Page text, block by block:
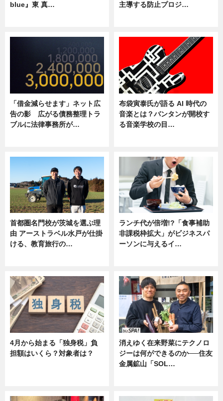
blue』東 真…
主導する防止プロジ…
「借金減らせます」ネット広
告の影 広がる債務整理トラ
ブルに法律事務所が…
布袋寅泰氏が語る AI 時代の
音楽とは？バンタンが開校す
る音楽学校の目…
首都圏名門校が茨城を選ぶ理
由 アーストラベル水戸が仕掛
ける、教育旅行の…
ランチ代が倍増!?「食事補助
非課税枠拡大」がビジネスパ
ーソンに与えるイ…
4月から始まる「独身税」負
担額はいくら？対象者は？
消えゆく在来野菜にテクノロ
ジーは何ができるのか──住友
金属鉱山「SOL…